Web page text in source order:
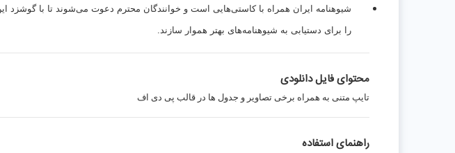
شیوهنامه ایران همراه با کاستی‌هایی است و خوانندگان محترم دعوت می‌شوند تا با گوشزد
را برای دستیابی به شیوهنامه‌های بهتر هموار سازند.
محتوای فایل دانلودی
تایپ متنی به همراه برخی تصاویر و جدول ها در قالب پی دی اف
راهنمای استفاده